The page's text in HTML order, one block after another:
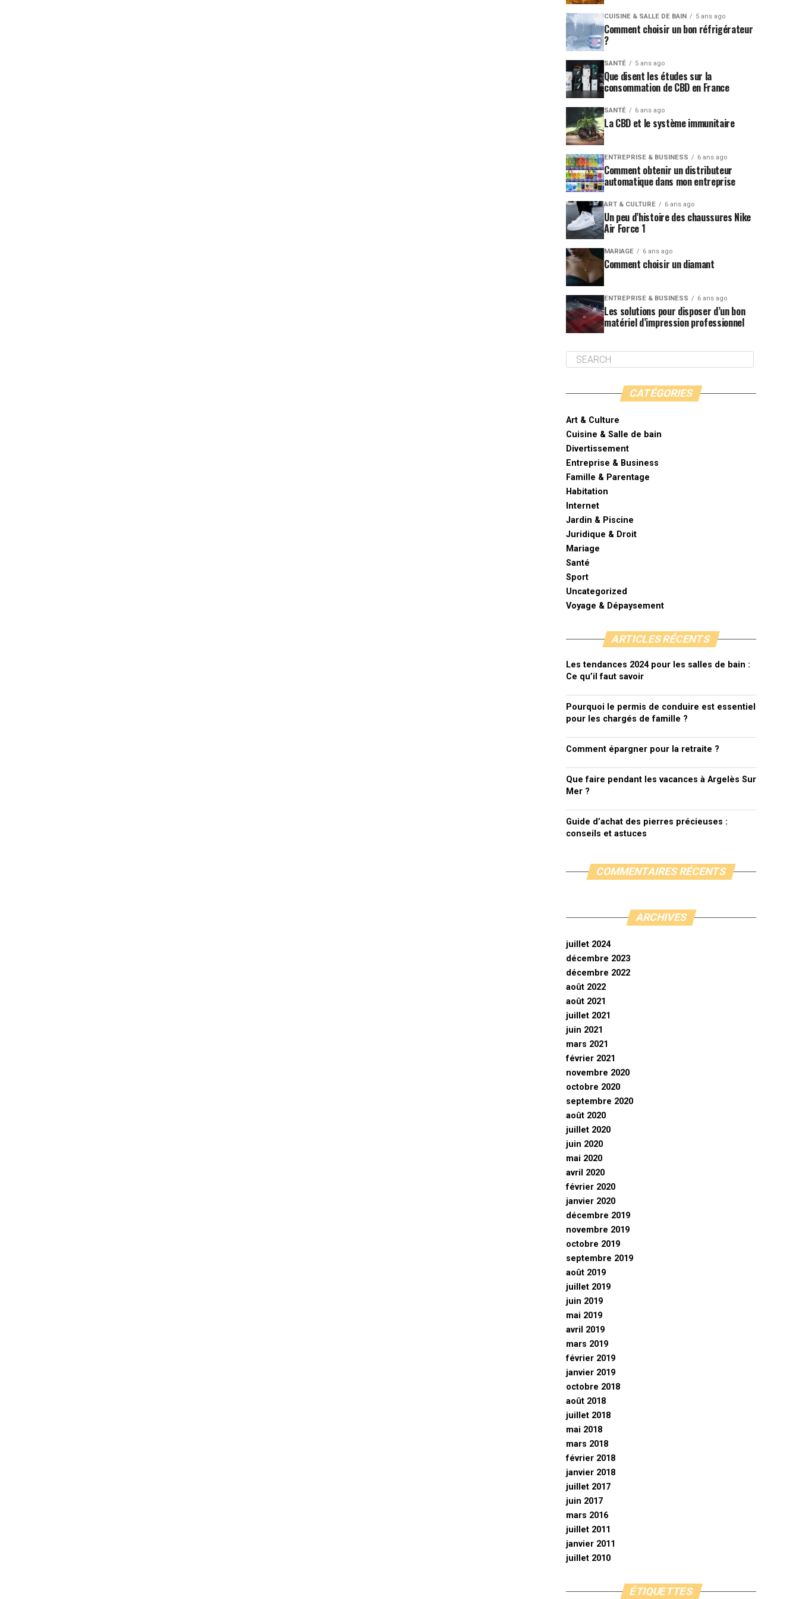
CUISINE & SALLE DE BAIN 5 ans ago
Comment choisir un bon réfrigérateur
?
SANTÉ 5 ans ago
Que disent les études sur la
consommation de CBD en France
SANTÉ 6 ans ago
La CBD et le système immunitaire
ENTREPRISE & BUSINESS 6 ans ago
Comment obtenir un distributeur
automatique dans mon entreprise
ART & CULTURE 6 ans ago
Un peu d’histoire des chaussures Nike
Air Force 1
MARIAGE 6 ans ago
Comment choisir un diamant
ENTREPRISE & BUSINESS 6 ans ago
Les solutions pour disposer d’un bon
matériel d’impression professionnel
CATÉGORIES
Art & Culture
Cuisine & Salle de bain
Divertissement
Entreprise & Business
Famille & Parentage
Habitation
Internet
Jardin & Piscine
Juridique & Droit
Mariage
Santé
Sport
Uncategorized
Voyage & Dépaysement
ARTICLES RÉCENTS
Les tendances 2024 pour les salles de bain :
Ce qu’il faut savoir
Pourquoi le permis de conduire est essentiel
pour les chargés de famille ?
Comment épargner pour la retraite ?
Que faire pendant les vacances à Argelès Sur
Mer ?
Guide d’achat des pierres précieuses :
conseils et astuces
COMMENTAIRES RÉCENTS
ARCHIVES
juillet 2024
décembre 2023
décembre 2022
août 2022
août 2021
juillet 2021
juin 2021
mars 2021
février 2021
novembre 2020
octobre 2020
septembre 2020
août 2020
juillet 2020
juin 2020
mai 2020
avril 2020
février 2020
janvier 2020
décembre 2019
novembre 2019
octobre 2019
septembre 2019
août 2019
juillet 2019
juin 2019
mai 2019
avril 2019
mars 2019
février 2019
janvier 2019
octobre 2018
août 2018
juillet 2018
mai 2018
mars 2018
février 2018
janvier 2018
juillet 2017
juin 2017
mars 2016
juillet 2011
janvier 2011
juillet 2010
ÉTIQUETTES